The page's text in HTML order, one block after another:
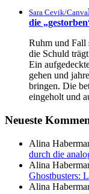
Sara Cevik/Canva
die
Ruhm und Fall
die Schuld
Ein
gehen und
bringen. Die
eingeholt und
Neueste
Alina
durch die
Alina
Ghostbusters:
Alina